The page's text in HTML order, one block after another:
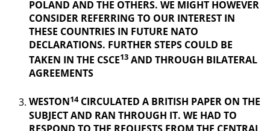
POLAND AND THE OTHERS. WE MIGHT HOWEVER
CONSIDER REFERRING TO OUR INTEREST IN
THESE COUNTRIES IN FUTURE NATO
DECLARATIONS. FURTHER STEPS COULD BE
TAKEN IN THE CSCE13 AND THROUGH BILATERAL
AGREEMENTS
WESTON14CIRCULATED A BRITISH PAPER ON THE
SUBJECT AND RAN THROUGH IT. WE HAD TO